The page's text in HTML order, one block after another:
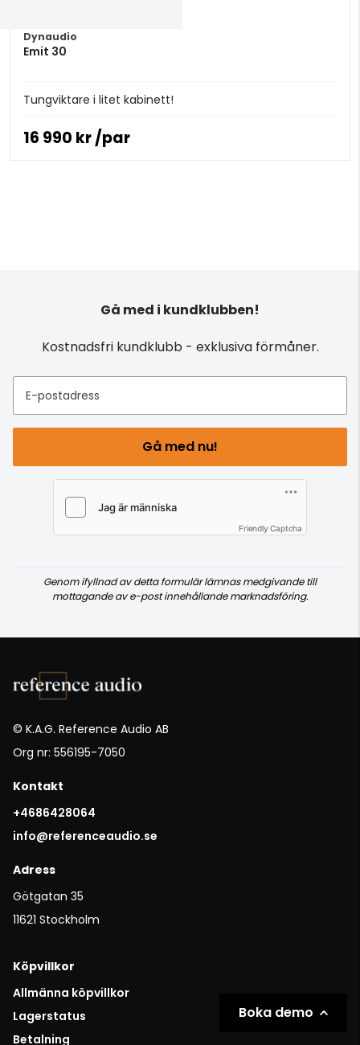
Dynaudio
Emit 30
Tungviktare i litet kabinett!
16 990 kr /par
Gå med i kundklubben!
Kostnadsfri kundklubb - exklusiva förmåner.
E-postadress
Gå med nu!
Friendly Captcha
Genom ifyllnad av detta formulär lämnas medgivande till
mottagande av e-post innehållande marknadsföring.
© K.A.G. Reference Audio AB
Org nr: 556195-7050
Kontakt
+4686428064
info@referenceaudio.se
Adress
Götgatan 35
11621 Stockholm
Köpvillkor
Allmänna köpvillkor
Lagerstatus
Betalning
Boka demo